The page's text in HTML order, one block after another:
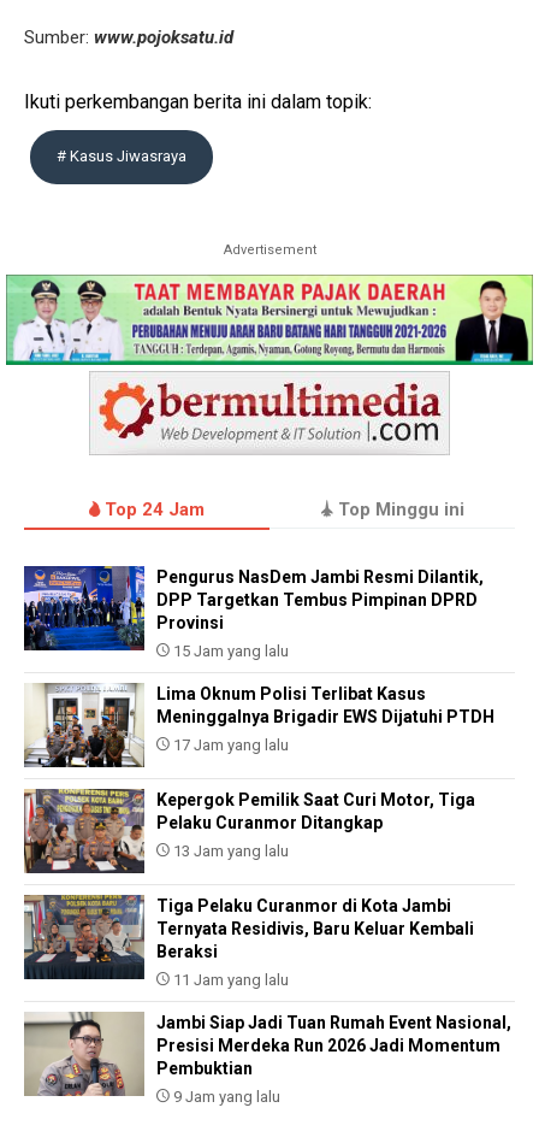
Sumber: www.pojoksatu.id
Ikuti perkembangan berita ini dalam topik:
# Kasus Jiwasraya
Advertisement
Top 24 Jam Top Minggu ini
Pengurus NasDem Jambi Resmi Dilantik,
DPP Targetkan Tembus Pimpinan DPRD
Provinsi
15 Jam yang lalu
Lima Oknum Polisi Terlibat Kasus
Meninggalnya Brigadir EWS Dijatuhi PTDH
17 Jam yang lalu
Kepergok Pemilik Saat Curi Motor, Tiga
Pelaku Curanmor Ditangkap
13 Jam yang lalu
Tiga Pelaku Curanmor di Kota Jambi
Ternyata Residivis, Baru Keluar Kembali
Beraksi
11 Jam yang lalu
Jambi Siap Jadi Tuan Rumah Event Nasional,
Presisi Merdeka Run 2026 Jadi Momentum
Pembuktian
9 Jam yang lalu